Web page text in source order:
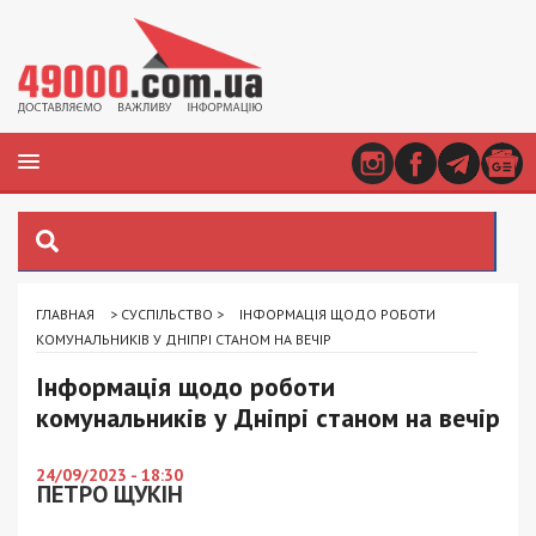
ГЛАВНАЯ > СУСПІЛЬСТВО >
ІНФОРМАЦІЯ ЩОДО РОБОТИ
КОМУНАЛЬНИКІВ У ДНІПРІ СТАНОМ НА ВЕЧІР
Інформація щодо роботи
комунальників у Дніпрі станом на вечір
24/09/2023 - 18:30
ПЕТРО ЩУКІН